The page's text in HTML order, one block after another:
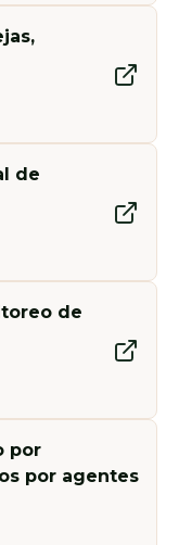
de
de
por
por agentes